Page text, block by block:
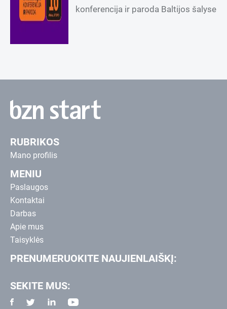
konferencija ir paroda Baltijos šalyse
RUBRIKOS
Mano profilis
MENIU
Paslaugos
Kontaktai
Darbas
Apie mus
Taisyklės
PRENUMERUOKITE NAUJIENLAIŠKĮ:
SEKITE MUS: